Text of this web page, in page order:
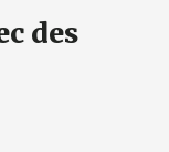
des